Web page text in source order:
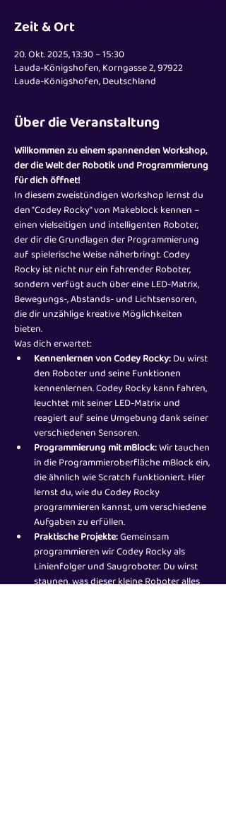
Zeit & Ort
20. Okt. 2025, 13:30 – 15:30
Lauda-Königshofen, Korngasse 2, 97922
Lauda-Königshofen, Deutschland
Über die Veranstaltung
Willkommen zu einem spannenden Workshop,
der die Welt der Robotik und Programmierung
für dich öffnet!
In diesem zweistündigen Workshop lernst du
den "Codey Rocky" von Makeblock kennen –
einen vielseitigen und intelligenten Roboter,
der dir die Grundlagen der Programmierung
auf spielerische Weise näherbringt. Codey
Rocky ist nicht nur ein fahrender Roboter,
sondern verfügt auch über eine LED-Matrix,
Bewegungs-, Abstands- und Lichtsensoren,
die dir unzählige kreative Möglichkeiten
bieten.
Was dich erwartet:
Kennenlernen von Codey Rocky: Du wirst
den Roboter und seine Funktionen
kennenlernen. Codey Rocky kann fahren,
leuchtet mit seiner LED-Matrix und
reagiert auf seine Umgebung dank seiner
verschiedenen Sensoren.
Programmierung mit mBlock: Wir tauchen
in die Programmieroberfläche mBlock ein,
die ähnlich wie Scratch funktioniert. Hier
lernst du, wie du Codey Rocky
programmieren kannst, um verschiedene
Aufgaben zu erfüllen.
Praktische Projekte: Gemeinsam
programmieren wir Codey Rocky als
Linienfolger und Saugroboter. Du wirst
staunen, was dieser kleine Roboter alles